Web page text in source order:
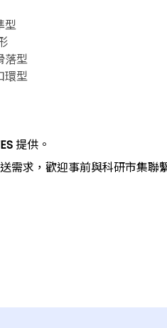
型
落型
環型
提供。
需求，歡迎事前與科研市集聯